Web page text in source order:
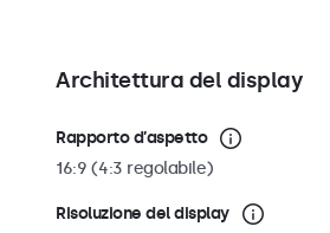
Architettura del display
Rapporto d’aspetto
16:9 (4:3 regolabile)
Risoluzione del display